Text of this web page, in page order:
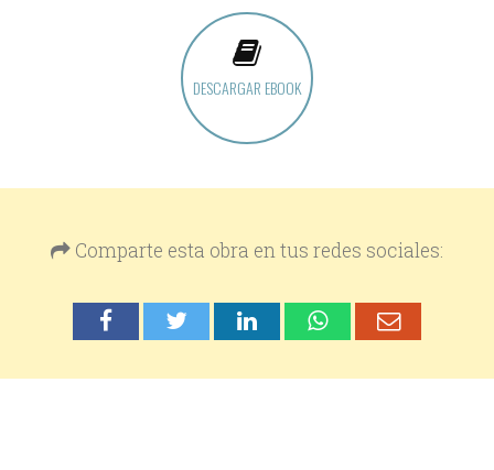
DESCARGAR EBOOK
Comparte esta obra en tus redes sociales: